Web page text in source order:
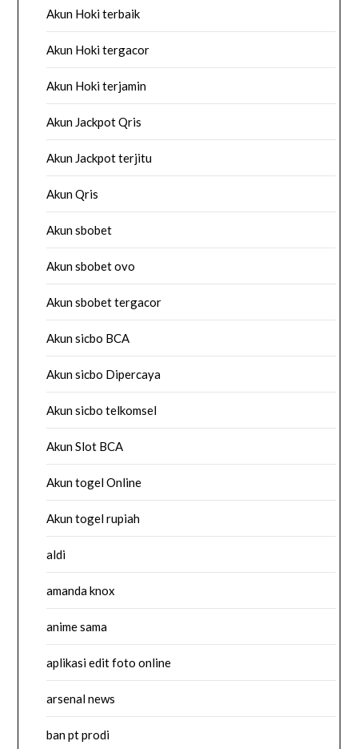
Akun Hoki terbaik
Akun Hoki tergacor
Akun Hoki terjamin
Akun Jackpot Qris
Akun Jackpot terjitu
Akun Qris
Akun sbobet
Akun sbobet ovo
Akun sbobet tergacor
Akun sicbo BCA
Akun sicbo Dipercaya
Akun sicbo telkomsel
Akun Slot BCA
Akun togel Online
Akun togel rupiah
aldi
amanda knox
anime sama
aplikasi edit foto online
arsenal news
ban pt prodi